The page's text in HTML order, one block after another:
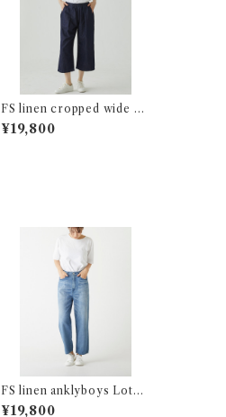
FS linen cropped wide Lo
t:26230
¥19,800
FS linen anklyboys Lot：
26244
¥19,800